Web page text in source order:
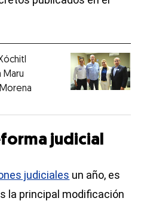
Maru
judicial
judiciales un año, es
la principal modificación